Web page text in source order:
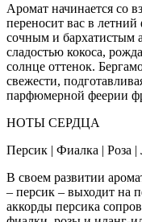
Аромат начинается со
переносит вас в
сочным и бархатистым
сладостью кокоса,
солнце оттенок.
свежести,
парфюмерной феерии
НОТЫ СЕРДЦА
Персик | Фиалка | Роза
В своем развитии
– персик – выходит на
аккорды персика